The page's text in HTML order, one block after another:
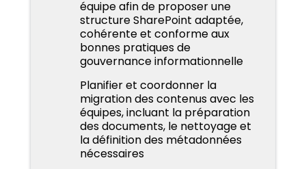
équipe afin de proposer une
structure SharePoint adaptée,
cohérente et conforme aux
bonnes pratiques de
gouvernance informationnelle
Planifier et coordonner la
migration des contenus avec les
équipes, incluant la préparation
des documents, le nettoyage et
la définition des métadonnées
nécessaires